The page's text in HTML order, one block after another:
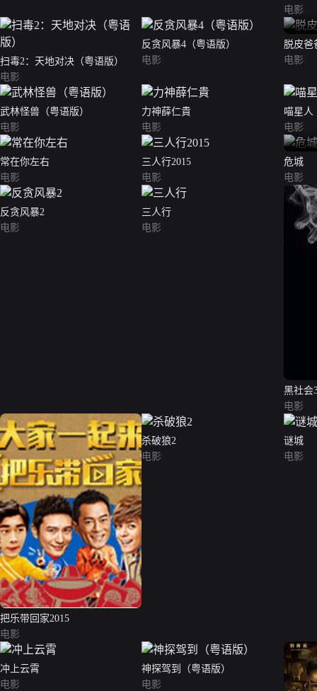
版）
电影
扫毒2：天地对决（粤语版）
电影
反贪风暴4（粤语版）
电影
脱皮爸
电影
武林怪兽（粤语版）
电影
力神薛仁貴
电影
喵星人
电影
常在你左右
电影
三人行2015
电影
危城
电影
反贪风暴2
电影
三人行
电影
黑社会
电影
把乐带回家2015
电影
杀破狼2
电影
谜城
电影
冲上云霄
电影
神探驾到（粤语版）
电影